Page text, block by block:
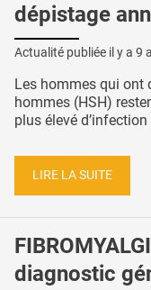
dépistage
Actualité publiée il y a 9
Les hommes qui ont
hommes (HSH)
plus élevé
LIRE LA SUITE
diagnostic